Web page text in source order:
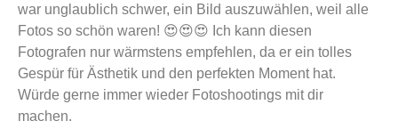
war unglaublich schwer, ein Bild auszuwählen, weil alle
Fotos so schön waren! 😍😍😍 Ich kann diesen
Fotografen nur wärmstens empfehlen, da er ein tolles
Gespür für Ästhetik und den perfekten Moment hat.
Würde gerne immer wieder Fotoshootings mit dir
machen.